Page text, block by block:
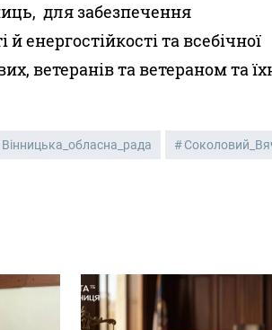
для забезпечення
енергостійкості та всебічної
ветеранів та ветераном та
Вінницька_обласна_рада